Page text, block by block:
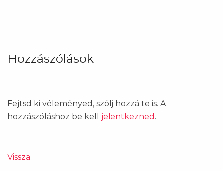
Hozzászólások
Fejtsd ki véleményed, szólj hozzá te is. A
hozzászóláshoz be kell jelentkezned .
Vissza